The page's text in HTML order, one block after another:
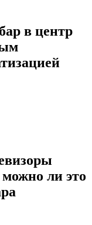
в центр
ли это